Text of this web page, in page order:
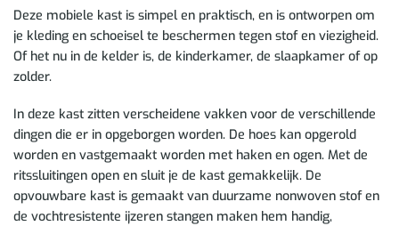
Deze mobiele kast is simpel en praktisch, en is ontworpen om
je kleding en schoeisel te beschermen tegen stof en viezigheid.
Of het nu in de kelder is, de kinderkamer, de slaapkamer of op
zolder.
In deze kast zitten verscheidene vakken voor de verschillende
dingen die er in opgeborgen worden. De hoes kan opgerold
worden en vastgemaakt worden met haken en ogen. Met de
ritssluitingen open en sluit je de kast gemakkelijk. De
opvouwbare kast is gemaakt van duurzame nonwoven stof en
de vochtresistente ijzeren stangen maken hem handig,